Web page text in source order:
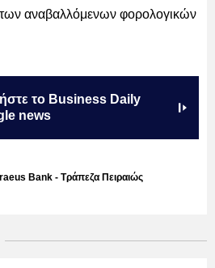
αναβαλλόμενων φορολογικών
το Business Daily
news
Bank - Τράπεζα Πειραιώς